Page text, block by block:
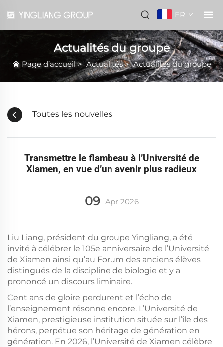
FR
Actualités du groupe
Page d’accueil>Actualités>Actualités du groupe
Toutes les nouvelles
Transmettre le flambeau à l’Université de
Xiamen, en vue d’un avenir plus radieux
09 Apr 2026
Liu Liang, président du groupe Yingliang, a été
invité à célébrer le 105e anniversaire de l’Université
de Xiamen ainsi qu’au Forum des anciens élèves
distingués de la discipline de biologie et y a
prononcé un discours liminaire.
Cent ans de gloire perdurent et l’écho de
l’enseignement résonne encore. L’Université de
Xiamen, prestigieuse institution située sur l’île des
hérons, perpétue son héritage de génération en
génération. En 2026, l’Université de Xiamen célèbre